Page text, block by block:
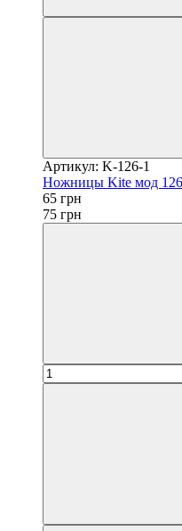
Артикул: K-126-1
Ножницы Kite мод 126
65 грн
75 грн